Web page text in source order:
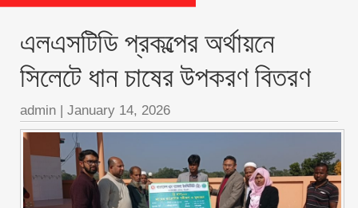
এলএসটিডি প্রকল্পের অর্থায়নে
সিলেটে ধান চাষের উপকরণ বিতরণ
admin | January 14, 2026